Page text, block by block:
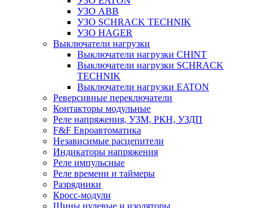
УЗО ABB
УЗО SCHRACK TECHNIK
УЗО HAGER
Выключатели нагрузки
Выключатели нагрузки CHINT
Выключатели нагрузки SCHRACK
TECHNIK
Выключатели нагрузки EATON
Реверсивные переключатели
Контакторы модульные
Реле напряжения, УЗМ, РКН, УЗДП
F&F Евроавтоматика
Независимые расцепители
Индикаторы напряжения
Реле импульсные
Реле времени и таймеры
Разрядники
Кросс-модули
Шины нулевые и изоляторы